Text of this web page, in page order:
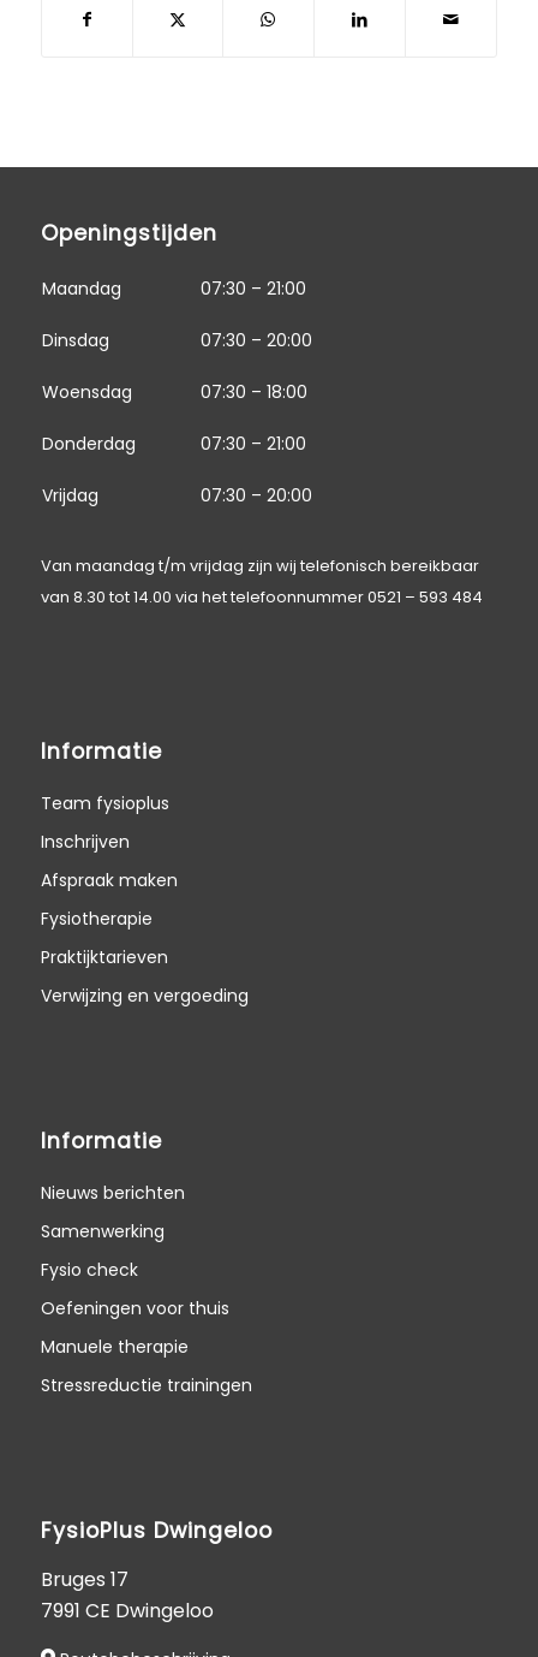
Openingstijden
Maandag 07:30 – 21:00
Dinsdag 07:30 – 20:00
Woensdag 07:30 – 18:00
Donderdag 07:30 – 21:00
Vrijdag 07:30 – 20:00
Van maandag t/m vrijdag zijn wij telefonisch bereikbaar
van 8.30 tot 14.00 via het telefoonnummer0521 – 593 484
Informatie
Team fysioplus
Inschrijven
Afspraak maken
Fysiotherapie
Praktijktarieven
Verwijzing en vergoeding
Informatie
Nieuws berichten
Samenwerking
Fysio check
Oefeningen voor thuis
Manuele therapie
Stressreductie trainingen
FysioPlus Dwingeloo
Bruges 17
7991 CE Dwingeloo